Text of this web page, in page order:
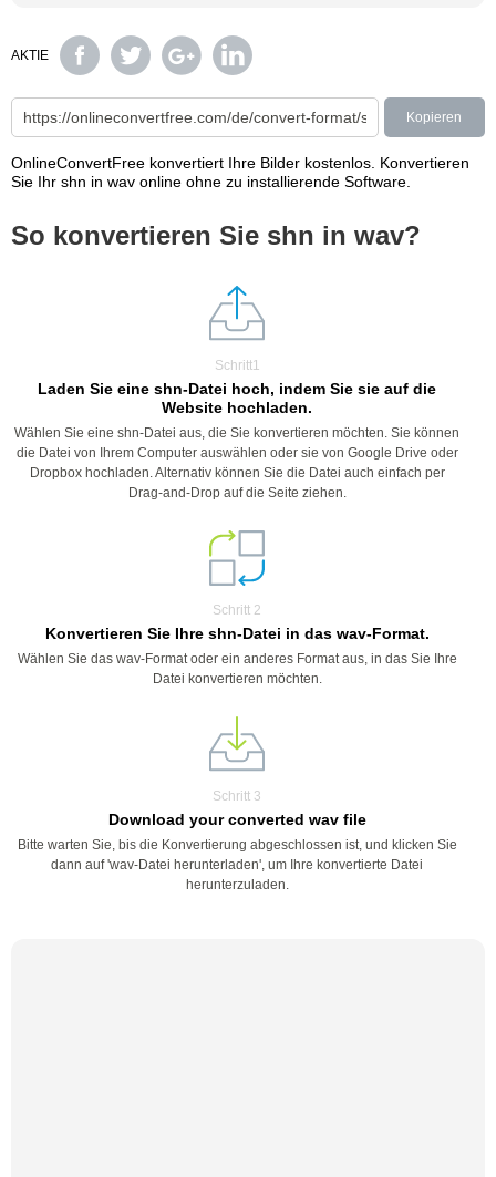
AKTIE
Kopieren
OnlineConvertFree konvertiert Ihre Bilder kostenlos. Konvertieren
Sie Ihr shn in wav online ohne zu installierende Software.
So konvertieren Sie shn in wav?
Schritt1
Laden Sie eine shn-Datei hoch, indem Sie sie auf die
Website hochladen.
Wählen Sie eine shn-Datei aus, die Sie konvertieren möchten. Sie können
die Datei von Ihrem Computer auswählen oder sie von Google Drive oder
Dropbox hochladen. Alternativ können Sie die Datei auch einfach per
Drag-and-Drop auf die Seite ziehen.
Schritt 2
Konvertieren Sie Ihre shn-Datei in das wav-Format.
Wählen Sie das wav-Format oder ein anderes Format aus, in das Sie Ihre
Datei konvertieren möchten.
Schritt 3
Download your converted wav file
Bitte warten Sie, bis die Konvertierung abgeschlossen ist, und klicken Sie
dann auf 'wav-Datei herunterladen', um Ihre konvertierte Datei
herunterzuladen.